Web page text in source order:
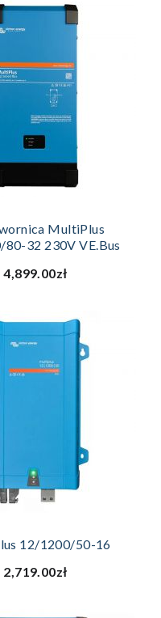
MultiPlus
32 230V VE.Bus
4,899.00zł
12/1200/50-16
2,719.00zł